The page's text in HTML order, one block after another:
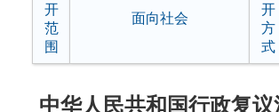
开
范
围
面向社会
开
方
式
中华人民共和国行政复